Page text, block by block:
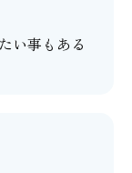
い事もある